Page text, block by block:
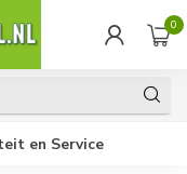
0
en Service